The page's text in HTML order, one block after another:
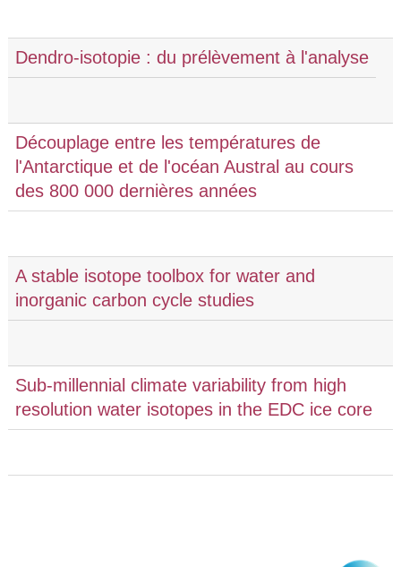
Dendro-isotopie : du prélèvement à l'analyse
Découplage entre les températures de
l'Antarctique et de l'océan Austral au cours
des 800 000 dernières années
A stable isotope toolbox for water and
inorganic carbon cycle studies
Sub-millennial climate variability from high
resolution water isotopes in the EDC ice core